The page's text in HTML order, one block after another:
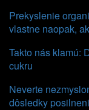
Prekyslenie
vlastne naopak,
Takto nás klamú:
cukru
Neverte
dôsledky